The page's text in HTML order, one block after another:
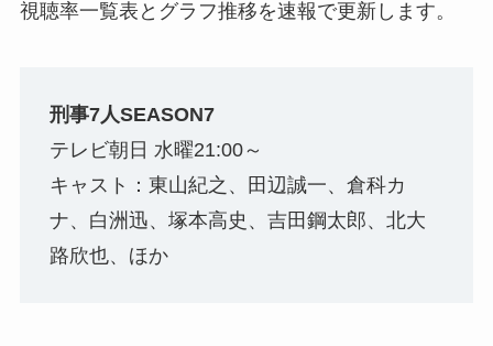
視聴率一覧表とグラフ推移を速報で更新します。
刑事7人SEASON7
テレビ朝日 水曜21:00～
キャスト：東山紀之、田辺誠一、倉科カ
ナ、白洲迅、塚本高史、吉田鋼太郎、北大
路欣也、ほか